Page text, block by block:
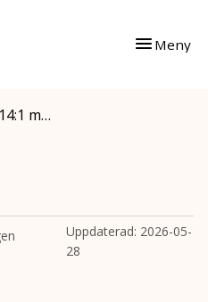
Meny
m…
Uppdaterad: 2026-05-
28